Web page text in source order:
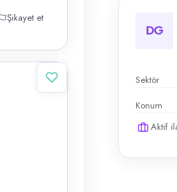
DG
Sektör
Konum
Aktif
Şikayet et